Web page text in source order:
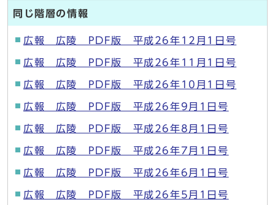
同じ階層の情報
広報 広陵 PDF版 平成26年12月1日号
広報 広陵 PDF版 平成26年11月1日号
広報 広陵 PDF版 平成26年10月1日号
広報 広陵 PDF版 平成26年9月1日号
広報 広陵 PDF版 平成26年8月1日号
広報 広陵 PDF版 平成26年7月1日号
広報 広陵 PDF版 平成26年6月1日号
広報 広陵 PDF版 平成26年5月1日号